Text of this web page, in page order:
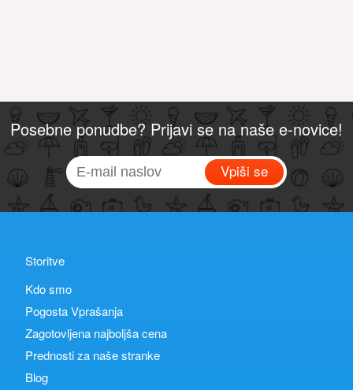
Posebne ponudbe? Prijavi se na naše e-novice!
Vpiši se
Storitve
Kdo smo
Pogosta Vprašanja
Zagotovljena najboljša cena
Prednosti za naše stranke
Blog